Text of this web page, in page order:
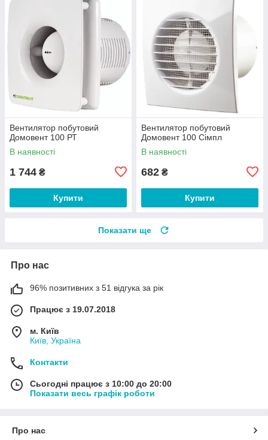
Вентилятор побутовий
Домовент 100 РТ
В наявності
1 744 ₴
Купити
Вентилятор побутовий
Домовент 100 Сімпл
В наявності
682 ₴
Купити
Показати ще
Про нас
96% позитивних з 51 відгука за рік
Працює з 19.07.2018
м. Київ
Київ, Україна
Контакти
Сьогодні працює з 10:00 до 20:00
Показати весь графік роботи
Про нас